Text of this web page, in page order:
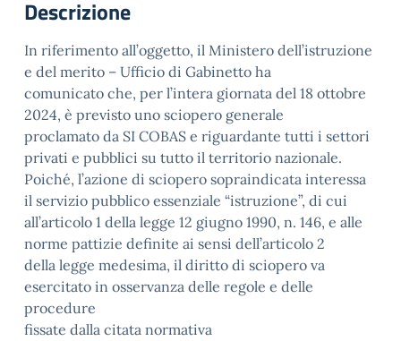
Descrizione
In riferimento all’oggetto, il Ministero dell’istruzione
e del merito – Ufficio di Gabinetto ha
comunicato che, per l’intera giornata del 18 ottobre
2024, è previsto uno sciopero generale
proclamato da SI COBAS e riguardante tutti i settori
privati e pubblici su tutto il territorio nazionale.
Poiché, l’azione di sciopero sopraindicata interessa
il servizio pubblico essenziale “istruzione”, di cui
all’articolo 1 della legge 12 giugno 1990, n. 146, e alle
norme pattizie definite ai sensi dell’articolo 2
della legge medesima, il diritto di sciopero va
esercitato in osservanza delle regole e delle
procedure
fissate dalla citata normativa